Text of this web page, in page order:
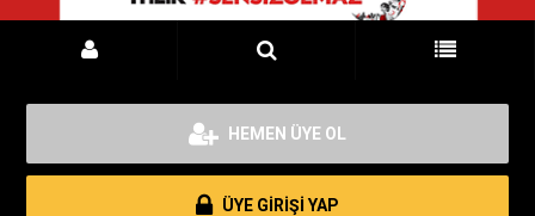
HEMEN ÜYE OL
ÜYE GİRİŞİ YAP